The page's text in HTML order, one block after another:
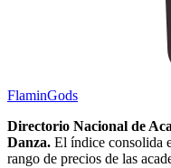
FlaminGods
Directorio Nacional de
Danza. El índice consolida
rango de precios de las